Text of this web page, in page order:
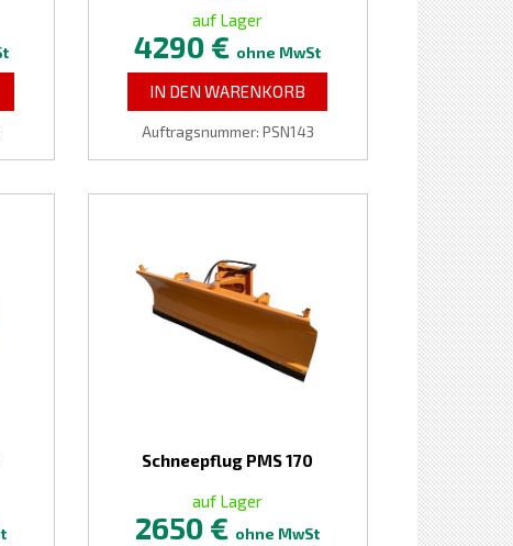
auf Lager
4290 € ohne MwSt
IN DEN WARENKORB
Auftragsnummer: PSN143
Schneepflug PMS 170
auf Lager
2650 € ohne MwSt